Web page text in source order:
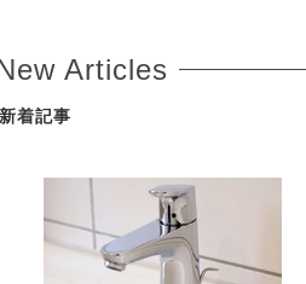
Articles
新着記事